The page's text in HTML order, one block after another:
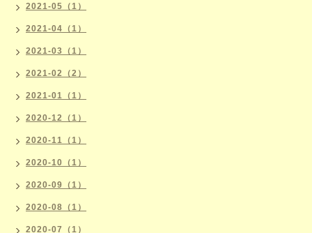
2021-05（1）
2021-04（1）
2021-03（1）
2021-02（2）
2021-01（1）
2020-12（1）
2020-11（1）
2020-10（1）
2020-09（1）
2020-08（1）
2020-07（1）